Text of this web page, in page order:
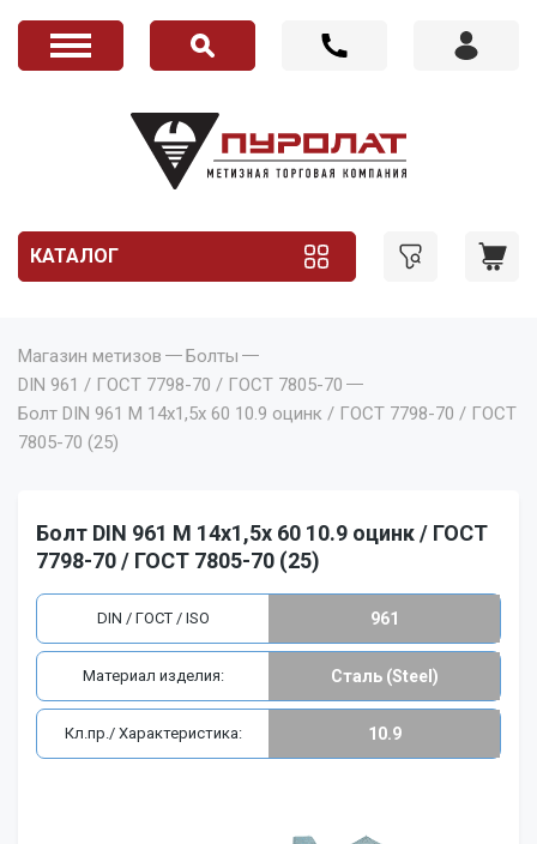
КАТАЛОГ
Магазин метизов
Болты
DIN 961 / ГОСТ 7798-70 / ГОСТ 7805-70
Болт DIN 961 M 14x1,5x 60 10.9 оцинк / ГОСТ 7798-70 / ГОСТ
7805-70 (25)
Болт DIN 961 M 14x1,5x 60 10.9 оцинк / ГОСТ
7798-70 / ГОСТ 7805-70 (25)
DIN / ГОСТ / ISO 961
Материал изделия: Сталь (Steel)
Кл.пр./ Характеристика: 10.9